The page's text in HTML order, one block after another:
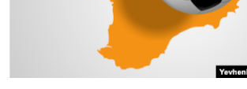
ПОБЕДИТЕЛЕЙ НЕ СУДЯТ?
КРЫМ.НЕПОКОРЕННЫЙ
ПРИСОЕДИНЯЙТЕСЬ!